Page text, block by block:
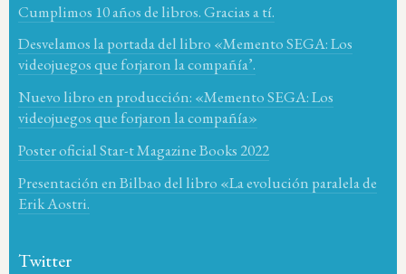
Cumplimos 10 años de libros. Gracias a tí.
Desvelamos la portada del libro «Memento SEGA: Los
videojuegos que forjaron la compañía’.
Nuevo libro en producción: «Memento SEGA: Los
videojuegos que forjaron la compañía»
Poster oficial Star-t Magazine Books 2022
Presentación en Bilbao del libro «La evolución paralela de
Erik Aostri.
Twitter